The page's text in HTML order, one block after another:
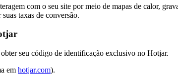
com o seu site por meio de mapas de calor,
taxas de conversão.
seu código de identificação exclusivo no Hotjar.
em hotjar.com).